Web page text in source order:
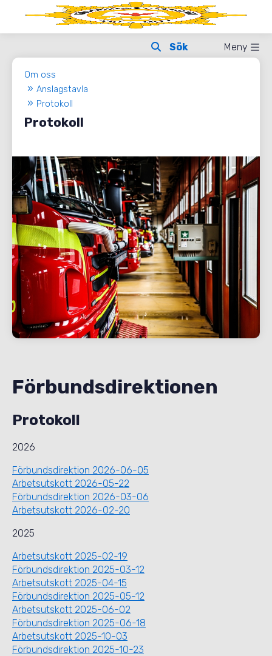
Meny
Om oss
Anslagstavla
Protokoll
Protokoll
Förbundsdirektionen
Protokoll
2026
Förbundsdirektion 2026-06-05
Arbetsutskott 2026-05-22
Förbundsdirektion 2026-03-06
Arbetsutskott 2026-02-20
2025
Arbetsutskott 2025-02-19
Förbundsdirektion 2025-03-12
Arbetsutskott 2025-04-15
Förbundsdirektion 2025-05-12
Arbetsutskott 2025-06-02
Förbundsdirektion 2025-06-18
Arbetsutskott 2025-10-03
Förbundsdirektion 2025-10-23